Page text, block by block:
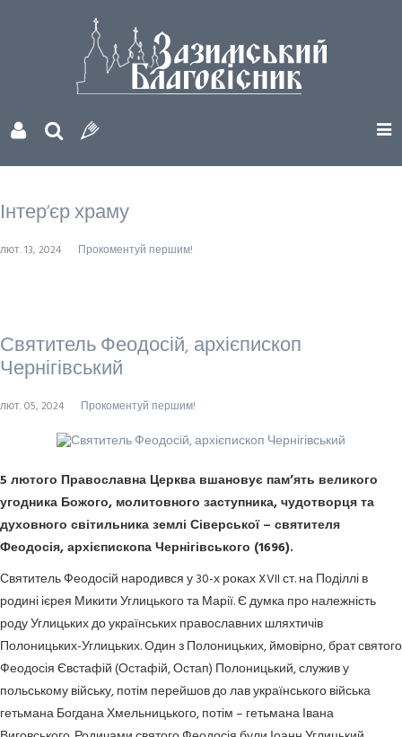
Інтерʼєр храму
лют. 13, 2024 Прокоментуй першим!
Святитель Феодосій, архієпископ
Чернігівський
лют. 05, 2024 Прокоментуй першим!
5 лютого Православна Церква вшановує пам’ять великого
угодника Божого, молитовного заступника, чудотворця та
духовного світильника землі Сіверської – святителя
Феодосія, архієпископа Чернігівського (1696).
Святитель Феодосій народився у 30-х роках XVII ст. на Поділлі в
родині ієрея Микити Углицького та Марії. Є думка про належність
роду Углицьких до українських православних шляхтичів
Полоницьких-Углицьких. Один з Полоницьких, ймовірно, брат святого
Феодосія Євстафій (Остафій, Остап) Полоницький, служив у
польському війську, потім перейшов до лав українського війська
гетьмана Богдана Хмельницького, потім – гетьмана Івана